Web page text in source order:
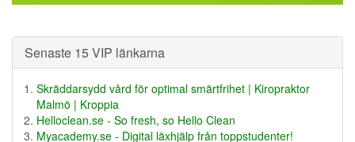
Senaste 15 VIP länkarna
Skräddarsydd vård för optimal smärtfrihet | Kiropraktor
Malmö | Kroppia
Helloclean.se - So fresh, so Hello Clean
Myacademy.se - Digital läxhjälp från toppstudenter!